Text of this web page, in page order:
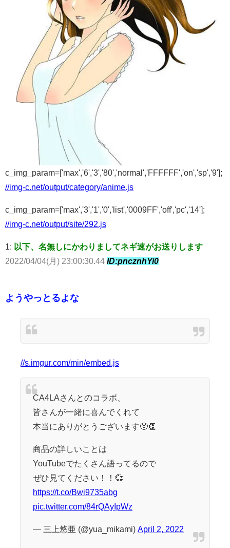
c_img_param=['max','6','3','80','normal','FFFFFF','on','sp','9'];
//img-c.net/output/category/anime.js
c_img_param=['max','3','1','0','list','0009FF','off','pc','14'];
//img-c.net/output/site/292.js
1: 以下、名無しにかわりましてネギ速がお送りします
2022/04/04(月) 23:00:30.44 ID:pncznhYi0
ようやっとるよな
//s.imgur.com/min/embed.js
CA4LAさんとのコラボ、
皆さんが一緒に喜んでくれて
本当にありがとうございます🥺👏
商品の詳しいことは
YouTubeでたくさん語ってるので
ぜひ見てください！！💞
https://t.co/Bwi9735abg
pic.twitter.com/84rQAyIpWz
— 三上悠亜 (@yua_mikami) April 2, 2022